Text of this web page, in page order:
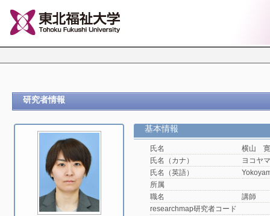
研究者情報
基本情報
氏名
横山
氏名（カナ）
ヨコヤ
氏名（英語）
所属
職名
講師
researchmap研究者コード